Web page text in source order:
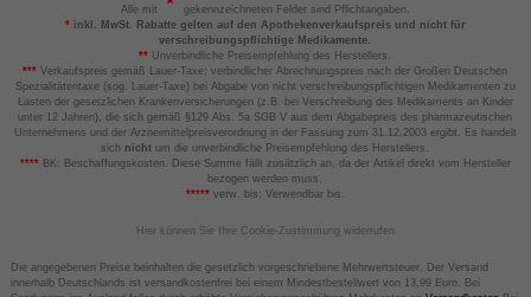
Alle mit
gekennzeichneten Felder sind Pflichtangaben.
*inkl. MwSt. Rabatte gelten auf den Apothekenverkaufspreis und nicht für
verschreibungspflichtige Medikamente.
** Unverbindliche Preisempfehlung des Herstellers.
*** Verkaufspreis gemäß Lauer-Taxe; verbindlicher Abrechnungspreis nach der Großen Deutschen
Spezialitätentaxe (sog. Lauer-Taxe) bei Abgabe von nicht verschreibungspflichtigen Medikamenten zu
Lasten der gesetzlichen Krankenversicherungen (z.B. bei Verschreibung des Medikaments an Kinder
unter 12 Jahren), die sich gemäß §129 Abs. 5a SGB V aus dem Abgabepreis des pharmazeutischen
Unternehmens und der Arzneimittelpreisverordnung in der Fassung zum 31.12.2003 ergibt. Es handelt
sich nicht um die unverbindliche Preisempfehlung des Herstellers.
****BK: Beschaffungskosten. Diese Summe fällt zusätzlich an, da der Artikel direkt vom Hersteller
bezogen werden muss.
*****verw. bis: Verwendbar bis.
Hier können Sie Ihre Cookie-Zustimmung widerrufen
Die angegebenen Preise beinhalten die gesetzlich vorgeschriebene Mehrwertsteuer. Der Versand
innerhalb Deutschlands ist versandkostenfrei bei einem Mindestbestellwert von 13,99 Euro. Bei